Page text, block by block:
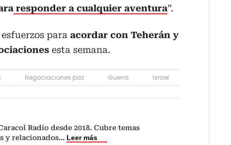
responder a cualquier aventura”.
para acordar con Teherán y
esta semana.
Negociaciones paz Guerra Israel
Radio desde 2018. Cubre temas
y relacionados... Leer más